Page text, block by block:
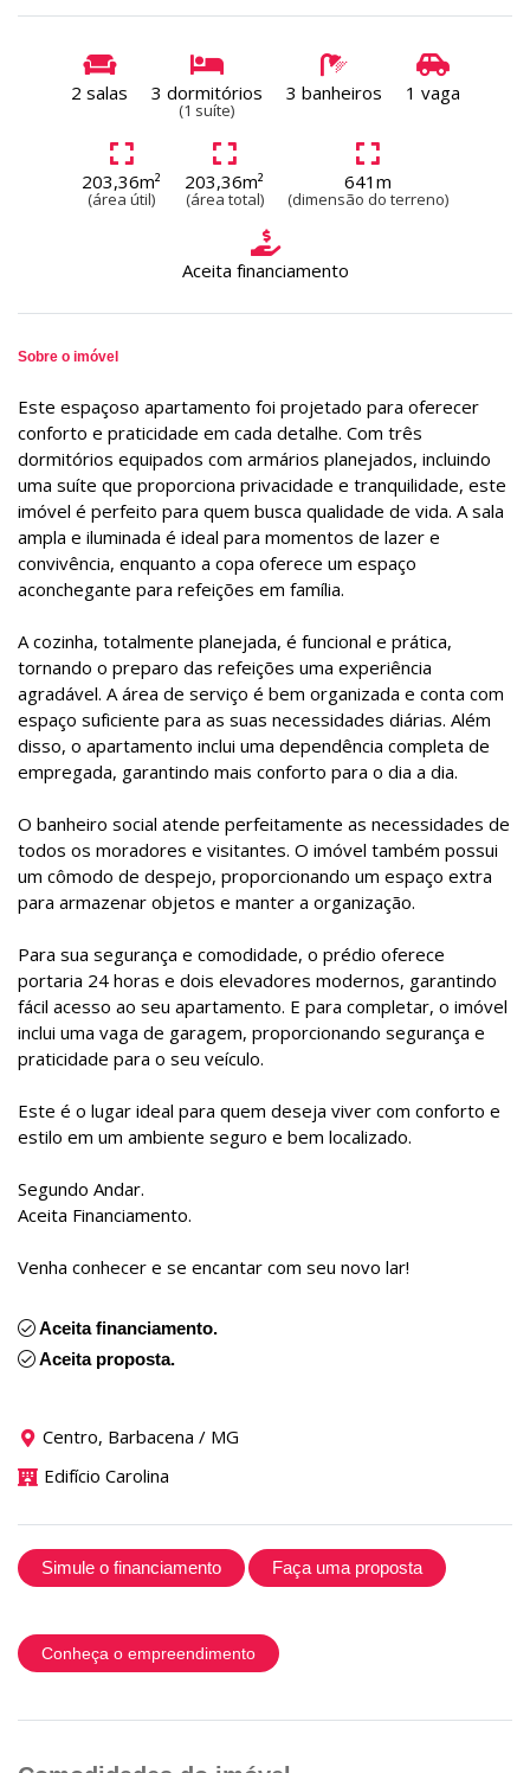
2 salas 3 dormitórios
(1 suíte)
3 banheiros 1 vaga
203,36m²
(área útil)
203,36m²
(área total)
641m
(dimensão do terreno)
Aceita financiamento
Sobre o imóvel
Este espaçoso apartamento foi projetado para oferecer
conforto e praticidade em cada detalhe. Com três
dormitórios equipados com armários planejados, incluindo
uma suíte que proporciona privacidade e tranquilidade, este
imóvel é perfeito para quem busca qualidade de vida. A sala
ampla e iluminada é ideal para momentos de lazer e
convivência, enquanto a copa oferece um espaço
aconchegante para refeições em família.
A cozinha, totalmente planejada, é funcional e prática,
tornando o preparo das refeições uma experiência
agradável. A área de serviço é bem organizada e conta com
espaço suficiente para as suas necessidades diárias. Além
disso, o apartamento inclui uma dependência completa de
empregada, garantindo mais conforto para o dia a dia.
O banheiro social atende perfeitamente as necessidades de
todos os moradores e visitantes. O imóvel também possui
um cômodo de despejo, proporcionando um espaço extra
para armazenar objetos e manter a organização.
Para sua segurança e comodidade, o prédio oferece
portaria 24 horas e dois elevadores modernos, garantindo
fácil acesso ao seu apartamento. E para completar, o imóvel
inclui uma vaga de garagem, proporcionando segurança e
praticidade para o seu veículo.
Este é o lugar ideal para quem deseja viver com conforto e
estilo em um ambiente seguro e bem localizado.
Segundo Andar.
Aceita Financiamento.
Venha conhecer e se encantar com seu novo lar!
Aceita financiamento.
Aceita proposta.
Centro, Barbacena / MG
Edifício Carolina
Simule o financiamento Faça uma proposta
Conheça o empreendimento